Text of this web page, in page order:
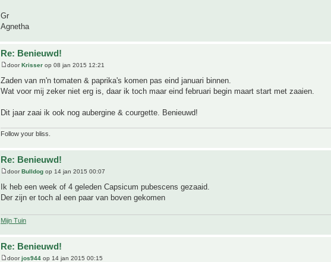
Gr
Agnetha
Re: Benieuwd!
doorKrisser op 08 jan 2015 12:21
Zaden van m'n tomaten & paprika's komen pas eind januari binnen.
Wat voor mij zeker niet erg is, daar ik toch maar eind februari begin maart start met zaaien.
Dit jaar zaai ik ook nog aubergine & courgette. Benieuwd!
Follow your bliss.
Re: Benieuwd!
doorBulldog op 14 jan 2015 00:07
Ik heb een week of 4 geleden Capsicum pubescens gezaaid.
Der zijn er toch al een paar van boven gekomen
Mijn Tuin
Re: Benieuwd!
doorjos944 op 14 jan 2015 00:15